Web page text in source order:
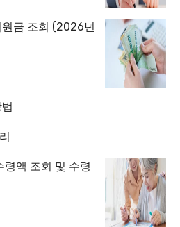
금 조회 (2026년
액 조회 및 수령